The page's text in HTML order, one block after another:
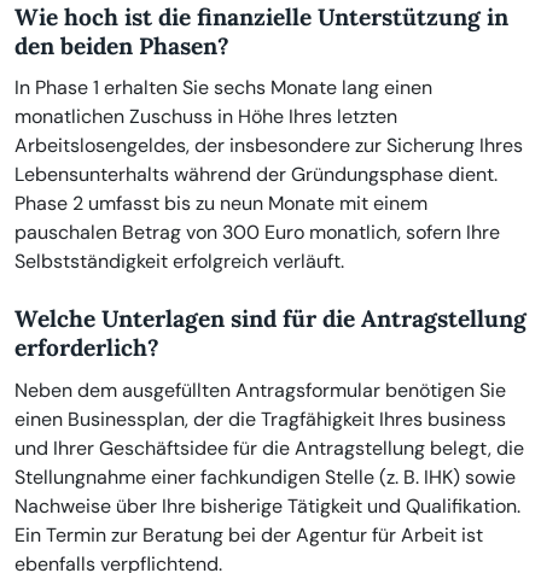
Wie hoch ist die finanzielle Unterstützung in
den beiden Phasen?
In Phase 1 erhalten Sie sechs Monate lang einen
monatlichen Zuschuss in Höhe Ihres letzten
Arbeitslosengeldes, der insbesondere zur Sicherung Ihres
Lebensunterhalts während der Gründungsphase dient.
Phase 2 umfasst bis zu neun Monate mit einem
pauschalen Betrag von 300 Euro monatlich, sofern Ihre
Selbstständigkeit erfolgreich verläuft.
Welche Unterlagen sind für die Antragstellung
erforderlich?
Neben dem ausgefüllten Antragsformular benötigen Sie
einen Businessplan, der die Tragfähigkeit Ihres business
und Ihrer Geschäftsidee für die Antragstellung belegt, die
Stellungnahme einer fachkundigen Stelle (z. B. IHK) sowie
Nachweise über Ihre bisherige Tätigkeit und Qualifikation.
Ein Termin zur Beratung bei der Agentur für Arbeit ist
ebenfalls verpflichtend.